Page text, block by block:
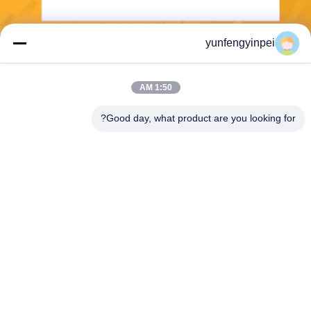
yunfengyinpei
1:50 AM
Good day, what product are you looking for?